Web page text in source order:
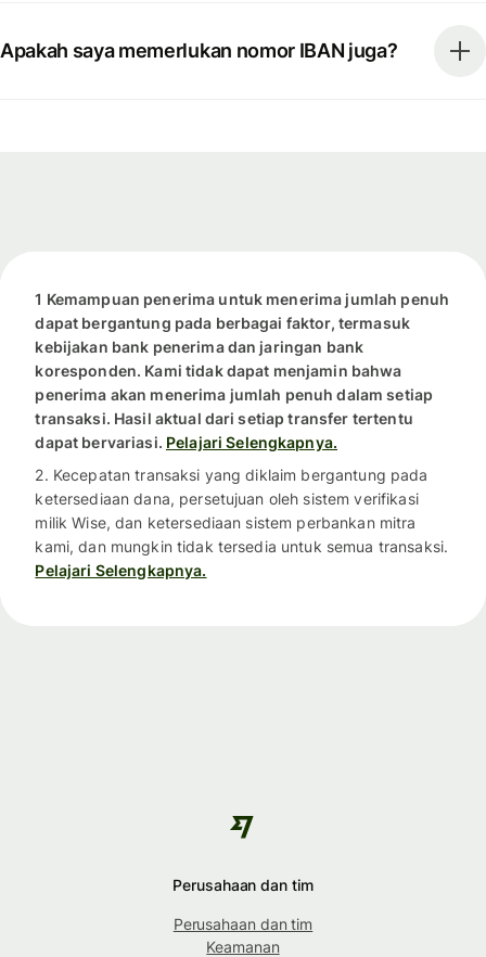
Apakah saya memerlukan nomor IBAN juga?
1 Kemampuan penerima untuk menerima jumlah penuh
dapat bergantung pada berbagai faktor, termasuk
kebijakan bank penerima dan jaringan bank
koresponden. Kami tidak dapat menjamin bahwa
penerima akan menerima jumlah penuh dalam setiap
transaksi. Hasil aktual dari setiap transfer tertentu
dapat bervariasi. Pelajari Selengkapnya.
2. Kecepatan transaksi yang diklaim bergantung pada
ketersediaan dana, persetujuan oleh sistem verifikasi
milik Wise, dan ketersediaan sistem perbankan mitra
kami, dan mungkin tidak tersedia untuk semua transaksi.
Pelajari Selengkapnya.
Perusahaan dan tim
Perusahaan dan tim
Keamanan